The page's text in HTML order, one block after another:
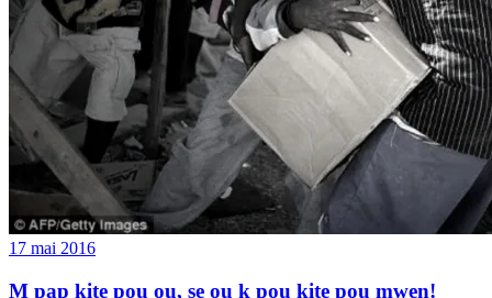
17 mai 2016
M pap kite pou ou, se ou k pou kite pou mwen!